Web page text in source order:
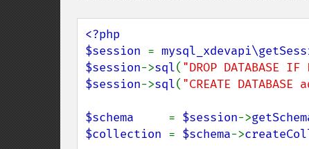
<?php
$session =
$session->sql( "DROP DATABASE
$session->sql( "CREATE DATABASE
$schema = $session->
$collection = $schema->